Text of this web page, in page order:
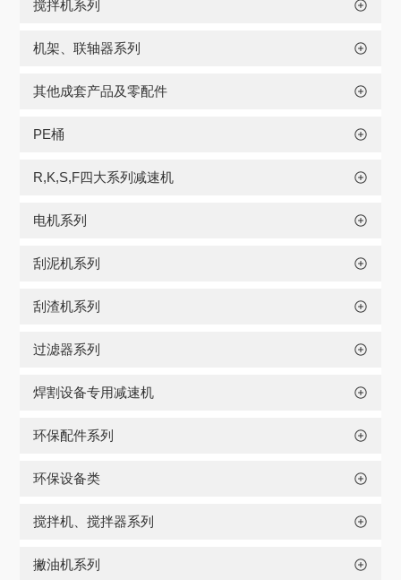
搅拌机系列
机架、联轴器系列
其他成套产品及零配件
PE桶
R,K,S,F四大系列减速机
电机系列
刮泥机系列
刮渣机系列
过滤器系列
焊割设备专用减速机
环保配件系列
环保设备类
搅拌机、搅拌器系列
撇油机系列